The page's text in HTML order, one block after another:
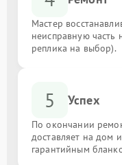
Мастер
неисправную часть
реплика на выбор).
5 Успех
По окончании
доставляет на дом
гарантийным